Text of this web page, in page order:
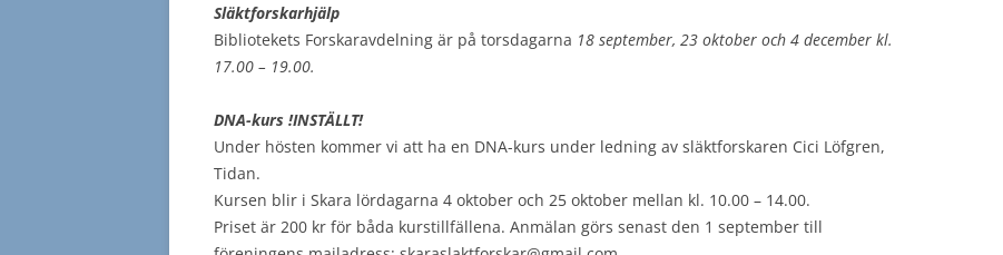
Släktforskarhjälp
Bibliotekets Forskaravdelning är på torsdagarna 18 september, 23 oktober och 4 december kl.
17.00 – 19.00.
DNA-kurs !INSTÄLLT!
Under hösten kommer vi att ha en DNA-kurs under ledning av släktforskaren Cici Löfgren,
Tidan.
Kursen blir i Skara lördagarna 4 oktober och 25 oktober mellan kl. 10.00 – 14.00.
Priset är 200 kr för båda kurstillfällena. Anmälan görs senast den 1 september till